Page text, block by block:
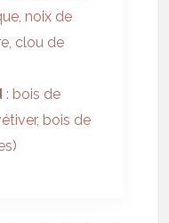
noix de
clou de
: bois de
bois de